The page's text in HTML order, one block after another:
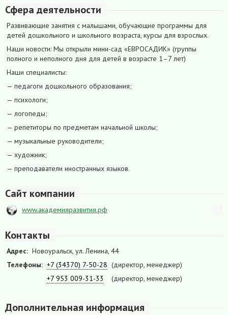
Сфера деятельности
Развивающие занятия с малышами, обучающие программы для
детей дошкольного и школьного возраста, курсы для взрослых.
Наши новости: Мы открыли мини-сад «ЕВРОСАДИК» (группы
полного и неполного дня для детей в возрасте 1–7 лет)
Наши специалисты:
— педагоги дошкольного образования;
— психологи;
— логопеды;
— репетиторы по предметам начальной школы;
— музыкальные руководители;
— художник;
— преподаватели иностранных языков.
Сайт компании
www.академияразвития.рф
Контакты
Адрес: Новоуральск, ул. Ленина, 44
Телефоны: +7 (34370) 7-50-28 (директор, менеджер)
+7 953 009-31-33
(директор, менеджер)
Дополнительная информация